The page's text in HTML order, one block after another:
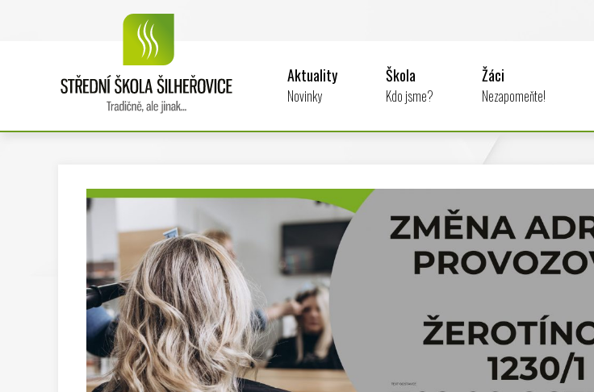
Aktuality
Novinky
Škola
Kdo jsme?
Žáci
Nezapomeňte!